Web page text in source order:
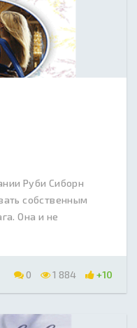
Руби Сиборн
собственным
Она и не
0 1 884 +10